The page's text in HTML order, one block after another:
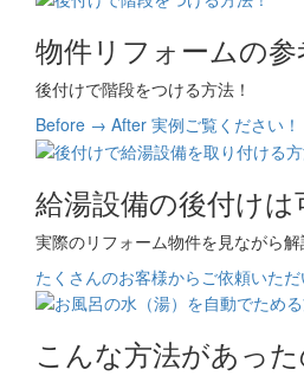
物件リフォームの参
後付けで階段をつける方法！
Before → After 実例ご覧ください！
給湯設備の後付けは
実際のリフォーム物件を見ながら解
たくさんのお客様からご依頼いただ
こんな方法があっ